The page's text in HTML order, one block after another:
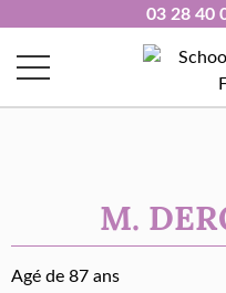
03 28 40
M.
Agé de 87 ans